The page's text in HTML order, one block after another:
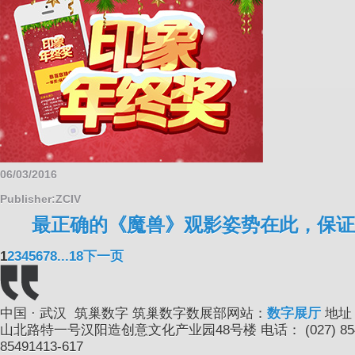
06/03/2016
Publisher:ZCIV
最正确的《魔兽》观影姿势在此，保
12345678...18下一页
中国 · 武汉 筑巢数字 筑巢数字数展部网站： 数字展厅 地址
山北路特一号汉阳造创意文化产业园48号楼 电话： (027)
85491413-617